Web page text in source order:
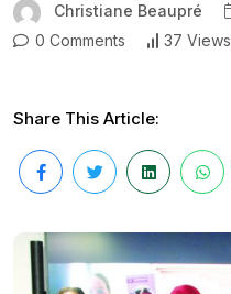
Christiane Beaupré
0 Comments
37 Views
Share This Article: